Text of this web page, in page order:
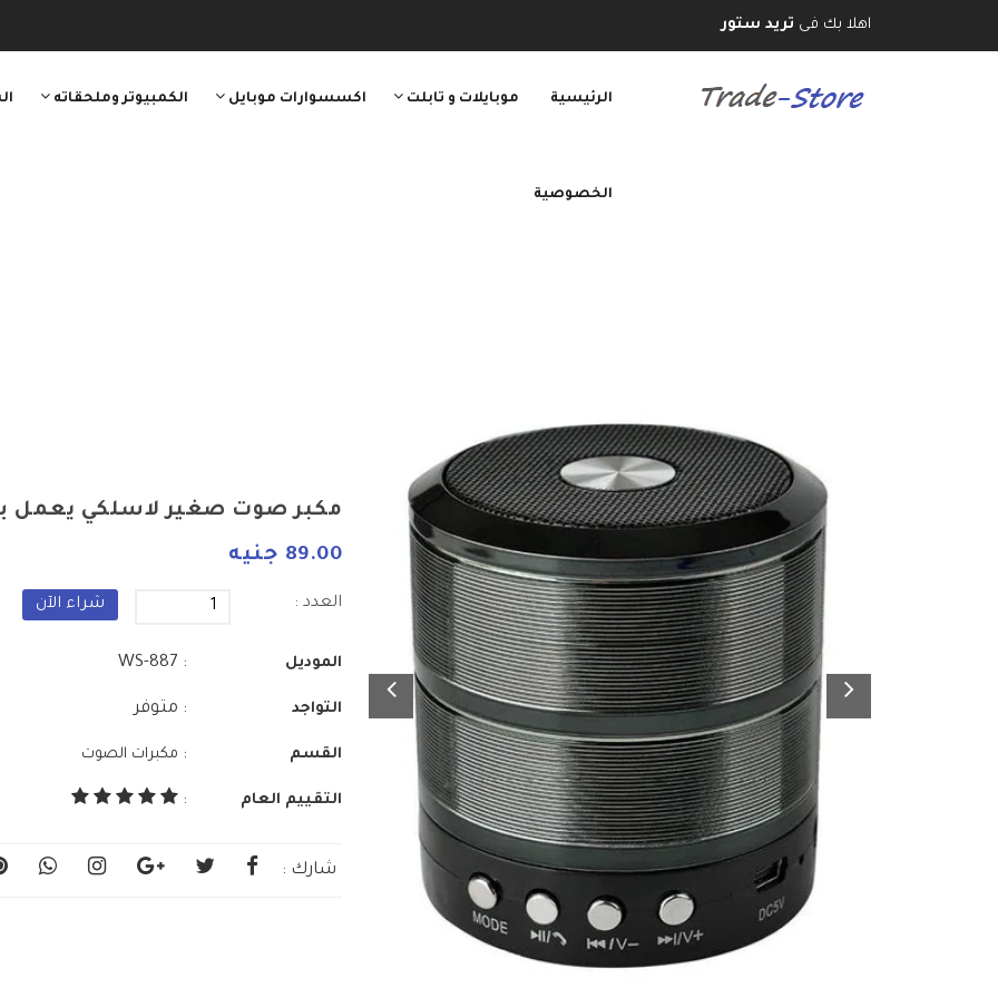
اهلا بك فى تريد ستور
الرئيسية موبايلات و تابلت اكسسوارات موبايل الكمبيوتر وملحقاته
الخصوصية
مكبر صوت صغير لاسلكي يعمل
89.00 جنيه
العدد : شراء الآن
الموديل : WS-887
التواجد : متوفر
القسم : مكبرات الصوت
التقييم العام :
شارك :